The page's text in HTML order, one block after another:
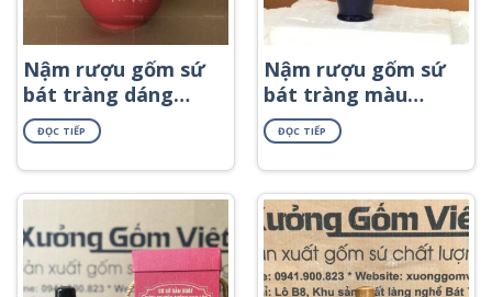
Nậm rượu gốm sứ
bát tràng dáng
mini màu đỏ NR-44
ĐỌC TIẾP
Nậm rượu gốm sứ
bát tràng màu
xanh cơ bản in
logo NR-57
ĐỌC TIẾP